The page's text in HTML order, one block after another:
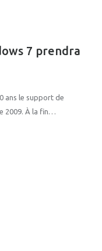
7 prendra
ans le support de
2009. À la fin…